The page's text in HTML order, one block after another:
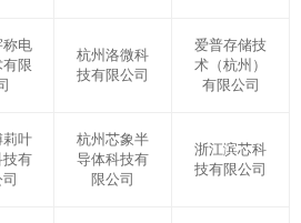
称电
限
杭州洛微科
技有限公司
爱普存储技
术（杭州）
有限公司
莉叶
技有
杭州芯象半
导体科技有
限公司
浙江滨芯科
技有限公司